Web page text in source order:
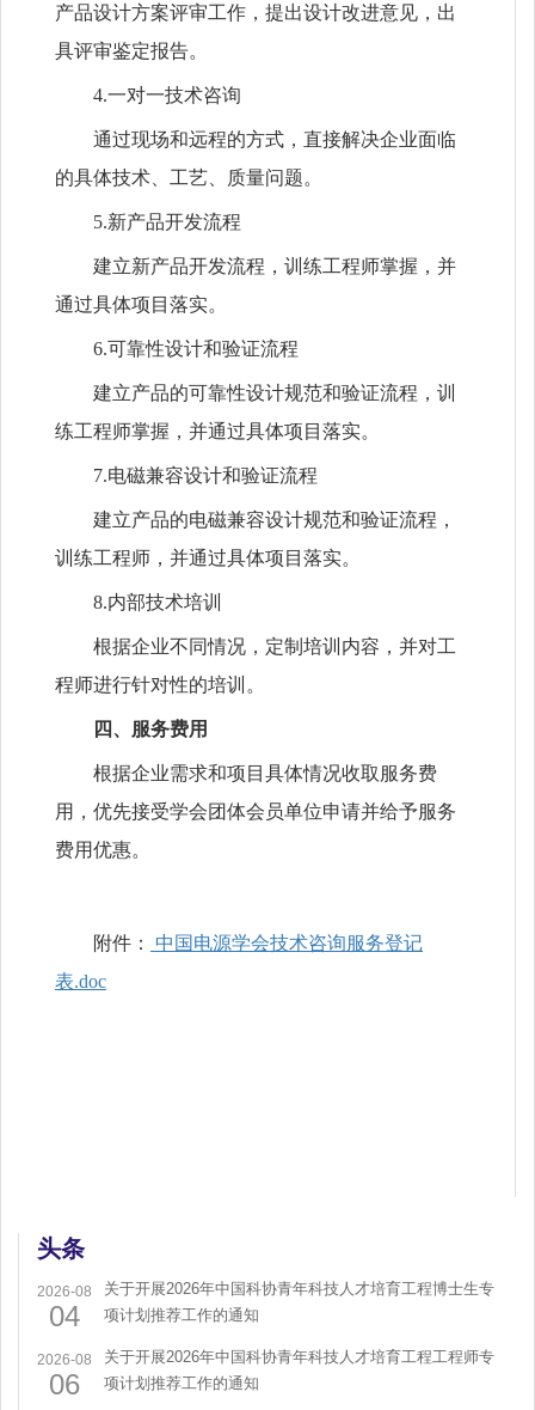
产品设计方案评审工作，提出设计改进意见，出
具评审鉴定报告。
4.一对一技术咨询
通过现场和远程的方式，直接解决企业面临
的具体技术、工艺、质量问题。
5.新产品开发流程
建立新产品开发流程，训练工程师掌握，并
通过具体项目落实。
6.可靠性设计和验证流程
建立产品的可靠性设计规范和验证流程，训
练工程师掌握，并通过具体项目落实。
7.电磁兼容设计和验证流程
建立产品的电磁兼容设计规范和验证流程，
训练工程师，并通过具体项目落实。
8.内部技术培训
根据企业不同情况，定制培训内容，并对工
程师进行针对性的培训。
四、服务费用
根据企业需求和项目具体情况收取服务费
用，优先接受学会团体会员单位申请并给予服务
费用优惠。
附件：
中国电源学会技术咨询服务登记
表.doc
头条
2026-08
04
关于开展2026年中国科协青年科技人才培育工程博士生专
项计划推荐工作的通知
2026-08
06
关于开展2026年中国科协青年科技人才培育工程工程师专
项计划推荐工作的通知